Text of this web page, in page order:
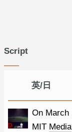
Script
英/日
On March
MIT Media